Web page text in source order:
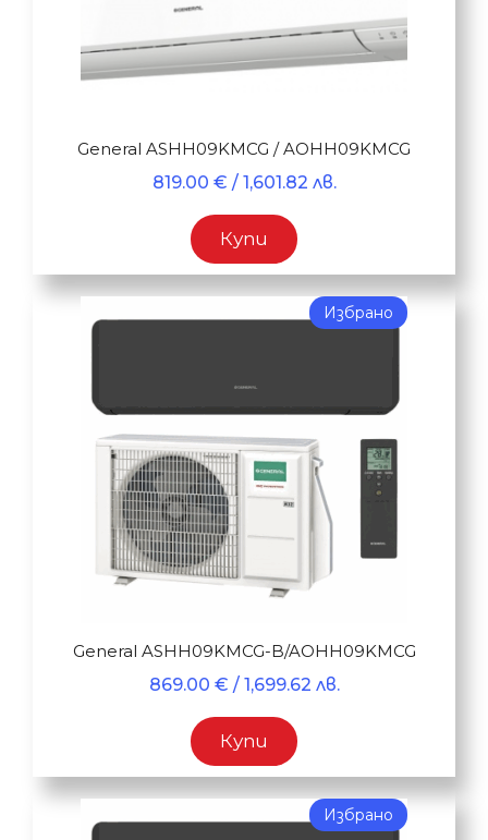
General ASHH09KMCG / AOHH09KMCG
819.00 € / 1,601.82 лв.
Купи
Избрано
General ASHH09KMCG-B/AOHH09KMCG
869.00 € / 1,699.62 лв.
Купи
Избрано